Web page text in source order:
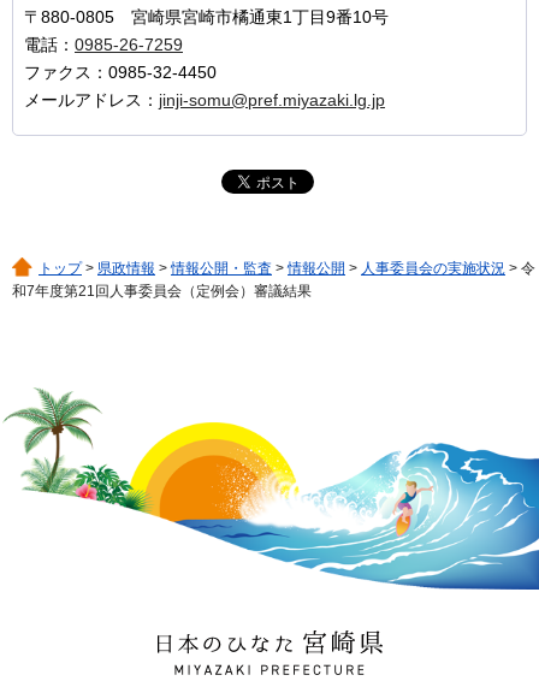
〒880-0805 宮崎県宮崎市橘通東1丁目9番10号
電話： 0985-26-7259
ファクス：0985-32-4450
メールアドレス： jinji-somu@pref.miyazaki.lg.jp
トップ> 県政情報 >情報公開・監査 >情報公開 > 人事委員会の実施状況 > 令
和7年度第21回人事委員会（定例会）審議結果
日本のひなた 宮崎県
MIYAZAKI PREFECTURE